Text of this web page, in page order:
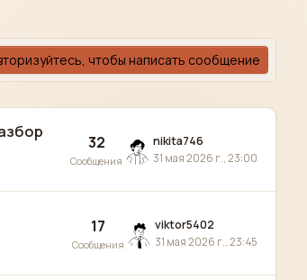
чтобы написать сообщение
32
Сообщения
nikita746
31 мая 2026 г., 23:00
17
Сообщения
viktor5402
31 мая 2026 г., 23:45